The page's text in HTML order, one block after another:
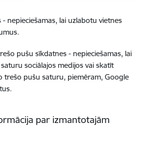
nepieciešamas, lai uzlabotu vietnes
pušu sīkdatnes - nepieciešamas, lai
sociālajos medijos vai skatīt
trešo pušu saturu, piemēram, Google
par izmantotajām